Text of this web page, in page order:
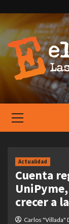
contenido
Menu
Actualidad
Cuenta
crecer a
Carlos "Villada"